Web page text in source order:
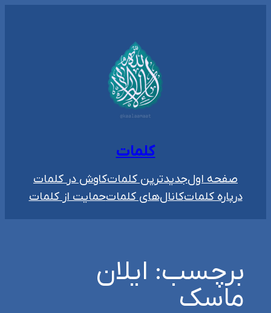
کلمات
صفحه اولجدیدترین کلماتکاوش در کلمات
درباره کلماتکانال‌های کلماتحمایت از کلمات
برچسب: ایلان
ماسک